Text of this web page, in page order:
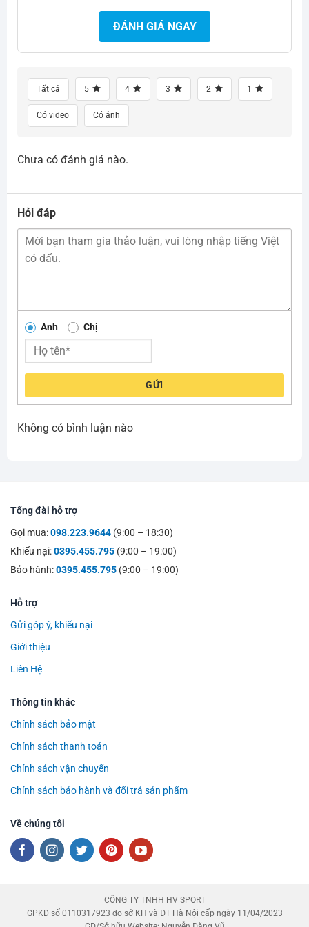
ĐÁNH GIÁ NGAY
Tất cả 5 4 3 2 1
Có video Có ảnh
Chưa có đánh giá nào.
Hỏi đáp
Anh Chị
GỬI
Không có bình luận nào
Tổng đài hỗ trợ
Gọi mua:098.223.9644 (9:00 – 18:30)
Khiếu nại:0395.455.795 (9:00 – 19:00)
Bảo hành:0395.455.795 (9:00 – 19:00)
Hỗ trợ
Gửi góp ý, khiếu nại
Giới thiệu
Liên Hệ
Thông tin khác
Chính sách bảo mật
Chính sách thanh toán
Chính sách vận chuyển
Chính sách bảo hành và đổi trả sản phẩm
Về chúng tôi
CÔNG TY TNHH HV SPORT
GPKD số 0110317923 do sở KH và ĐT Hà Nội cấp ngày 11/04/2023